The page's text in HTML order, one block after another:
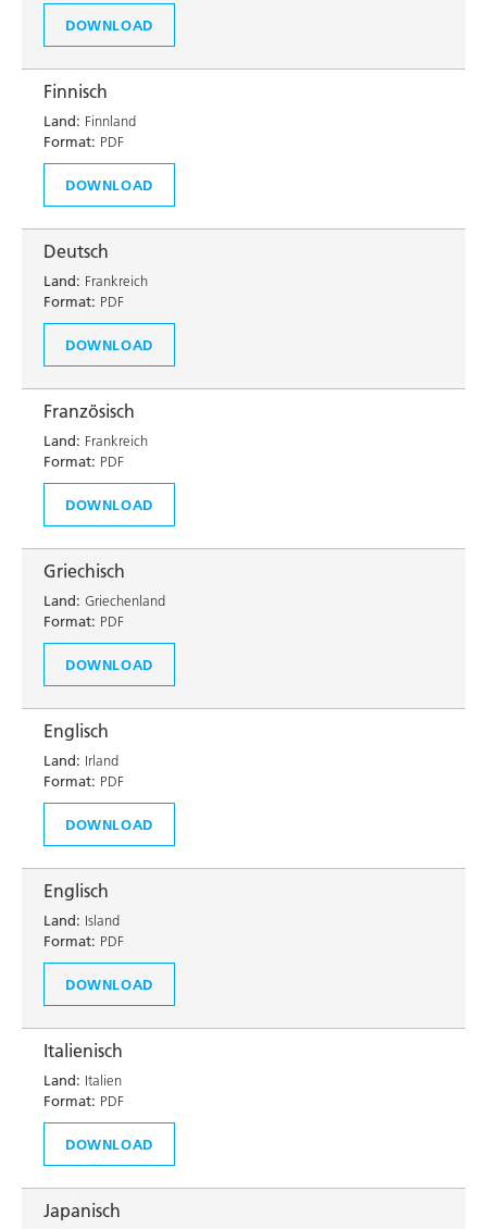
DOWNLOAD
Finnisch
Land: Finnland
Format: PDF
DOWNLOAD
Deutsch
Land: Frankreich
Format: PDF
DOWNLOAD
Französisch
Land: Frankreich
Format: PDF
DOWNLOAD
Griechisch
Land: Griechenland
Format: PDF
DOWNLOAD
Englisch
Land: Irland
Format: PDF
DOWNLOAD
Englisch
Land: Island
Format: PDF
DOWNLOAD
Italienisch
Land: Italien
Format: PDF
DOWNLOAD
Japanisch